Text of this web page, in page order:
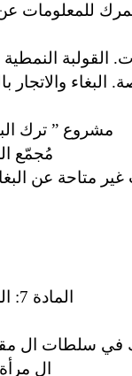
للمعلومات
مشروع ” ترك البغاء
مُجمّع
غير متاحة عن
المادة 7: الحقوق والمشاركة السياسية
في سلطات ال
ال